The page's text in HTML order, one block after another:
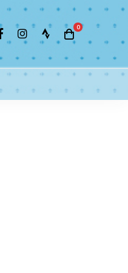
Liga interna
Importantes premios